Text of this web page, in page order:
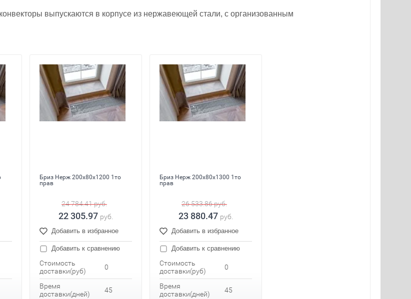
выпускаются в корпусе из нержавеющей стали, с организованным
Бриз Нерж 200x80x1200 1то
прав
24 784.41руб.
22 305.97 руб.
Добавить в избранное
Добавить к сравнению
Стоимость
доставки(руб)
0
Время
доставки(дней)
45
Бриз Нерж 200x80x1300 1то
прав
26 533.86руб.
23 880.47 руб.
Добавить в избранное
Добавить к сравнению
Стоимость
доставки(руб)
0
Время
доставки(дней)
45